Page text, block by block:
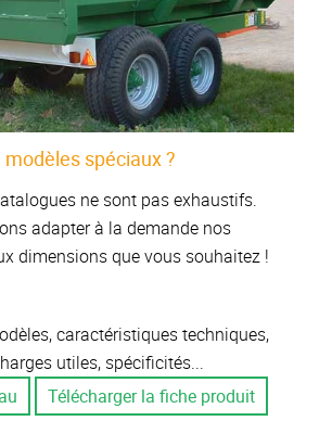
modèles spéciaux ?
ne sont pas exhaustifs.
adapter à la demande nos
dimensions que vous souhaitez !
caractéristiques techniques,
utiles, spécificités...
Télécharger la fiche produit